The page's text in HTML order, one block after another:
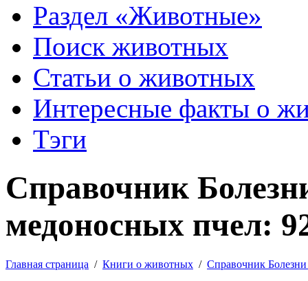
Раздел «Животные»
Поиск животных
Статьи о животных
Интересные факты о
Тэги
Справочник
медоносных пчел:
Главная страница / Книги о животных / Справочник